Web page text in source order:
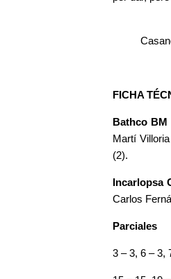
FICHA
Bathco BM
Martí
(2).
Incarlopsa
Carlos
Parciales
3 – 3, 6 – 3,